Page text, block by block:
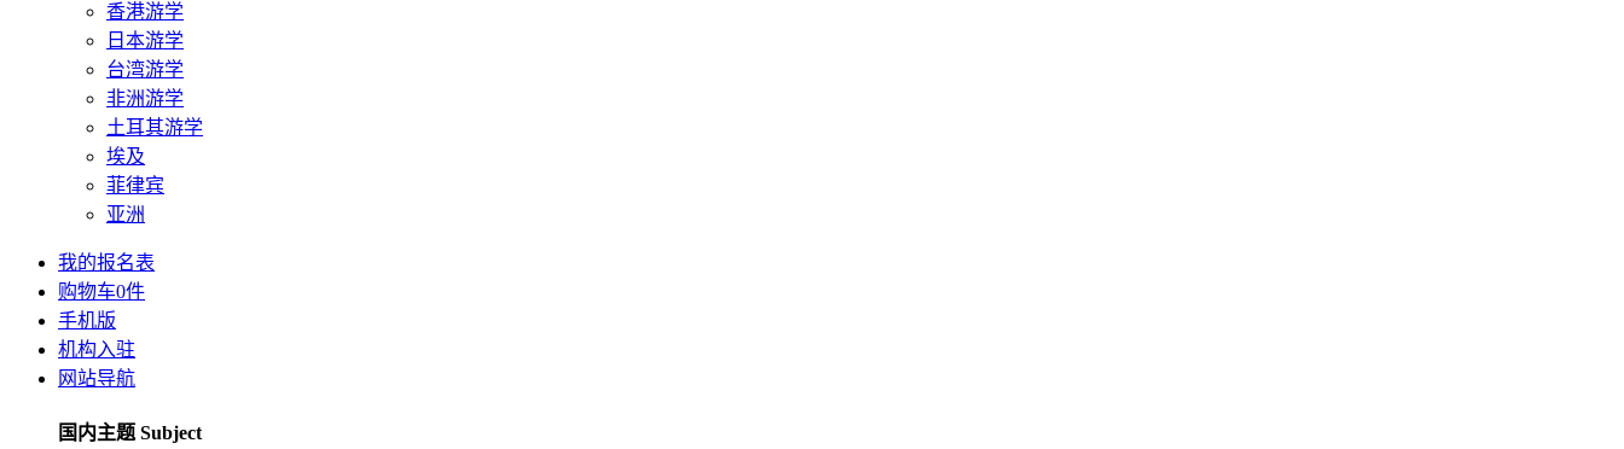
香港游学
日本游学
台湾游学
非洲游学
土耳其游学
埃及
菲律宾
亚洲
我的报名表
购物车0件
手机版
机构入驻
网站导航
国内主题 Subject